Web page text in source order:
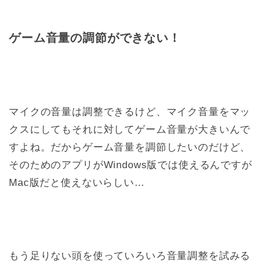
ゲーム音量の調節ができない！
マイクの音量は調整できるけど、マイク音量をマッ
クスにしてもそれに対してゲーム音量が大きいんで
すよね。だからゲーム音量を調節したいのだけど、
そのためのアプリがWindows版では使えるんですが
Mac版だと使えないらしい…
もう足りない頭を使っていろいろ音量調整を試みる